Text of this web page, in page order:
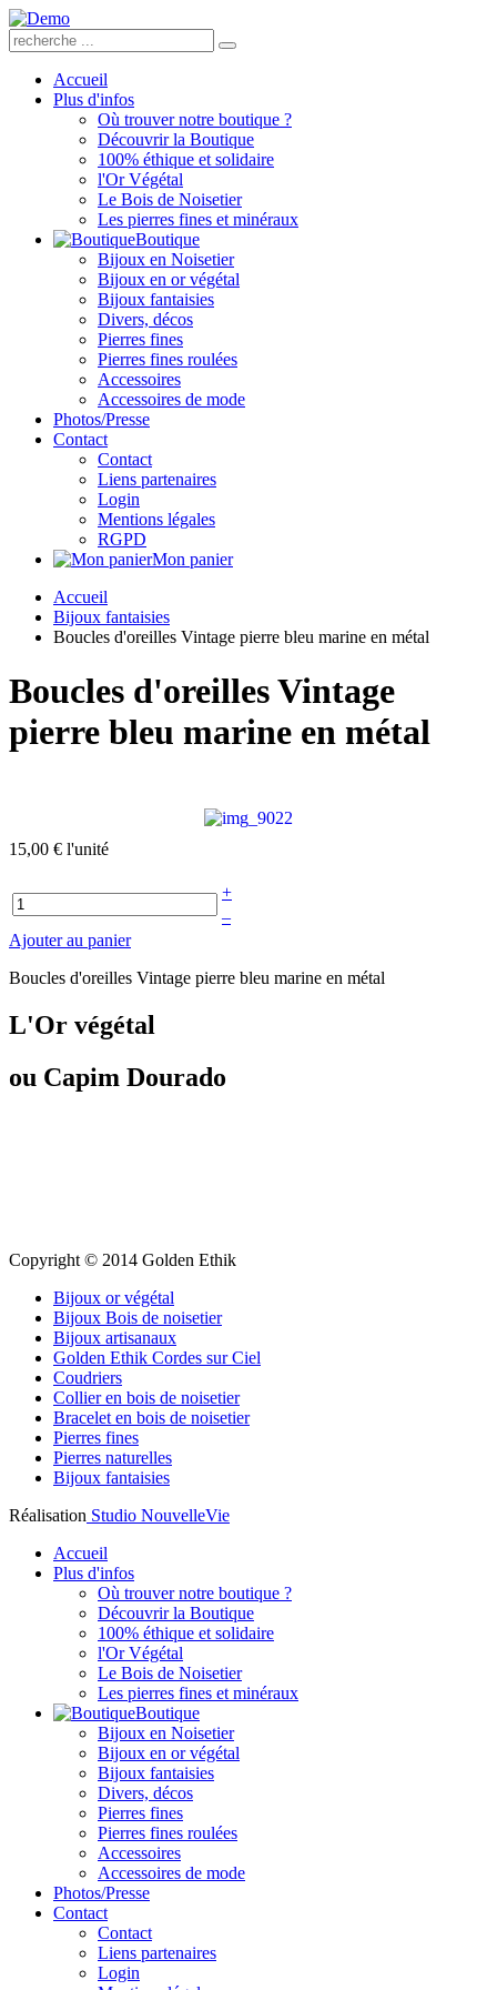
Accueil
Plus d'infos
Où trouver notre boutique ?
Découvrir la Boutique
100% éthique et solidaire
l'Or Végétal
Le Bois de Noisetier
Les pierres fines et minéraux
Boutique
Bijoux en Noisetier
Bijoux en or végétal
Bijoux fantaisies
Divers, décos
Pierres fines
Pierres fines roulées
Accessoires
Accessoires de mode
Photos/Presse
Contact
Contact
Liens partenaires
Login
Mentions légales
RGPD
Mon panier
Accueil
Bijoux fantaisies
Boucles d'oreilles Vintage pierre bleu marine en métal
Boucles d'oreilles Vintage
pierre bleu marine en métal
15,00 € l'unité
+
–
Ajouter au panier
Boucles d'oreilles Vintage pierre bleu marine en métal
L'Or végétal
ou Capim Dourado
Copyright © 2014 Golden Ethik
Bijoux or végétal
Bijoux Bois de noisetier
Bijoux artisanaux
Golden Ethik Cordes sur Ciel
Coudriers
Collier en bois de noisetier
Bracelet en bois de noisetier
Pierres fines
Pierres naturelles
Bijoux fantaisies
Réalisation Studio NouvelleVie
Accueil
Plus d'infos
Où trouver notre boutique ?
Découvrir la Boutique
100% éthique et solidaire
l'Or Végétal
Le Bois de Noisetier
Les pierres fines et minéraux
Boutique
Bijoux en Noisetier
Bijoux en or végétal
Bijoux fantaisies
Divers, décos
Pierres fines
Pierres fines roulées
Accessoires
Accessoires de mode
Photos/Presse
Contact
Contact
Liens partenaires
Login